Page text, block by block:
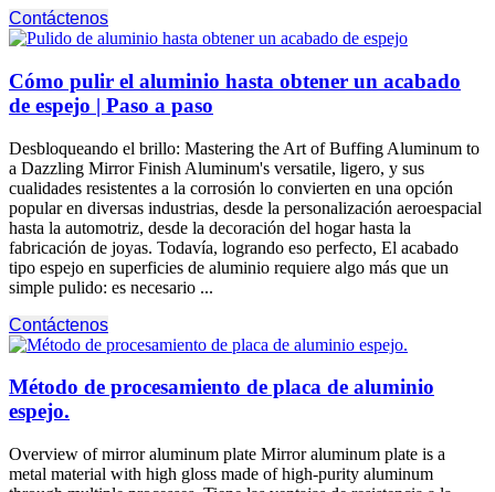
Contáctenos
Cómo pulir el aluminio hasta obtener un acabado
de espejo | Paso a paso
Desbloqueando el brillo: Mastering the Art of Buffing Aluminum to
a Dazzling Mirror Finish Aluminum's versatile, ligero, y sus
cualidades resistentes a la corrosión lo convierten en una opción
popular en diversas industrias, desde la personalización aeroespacial
hasta la automotriz, desde la decoración del hogar hasta la
fabricación de joyas. Todavía, logrando eso perfecto, El acabado
tipo espejo en superficies de aluminio requiere algo más que un
simple pulido: es necesario ...
Contáctenos
Método de procesamiento de placa de aluminio
espejo.
Overview of mirror aluminum plate Mirror aluminum plate is a
metal material with high gloss made of high-purity aluminum